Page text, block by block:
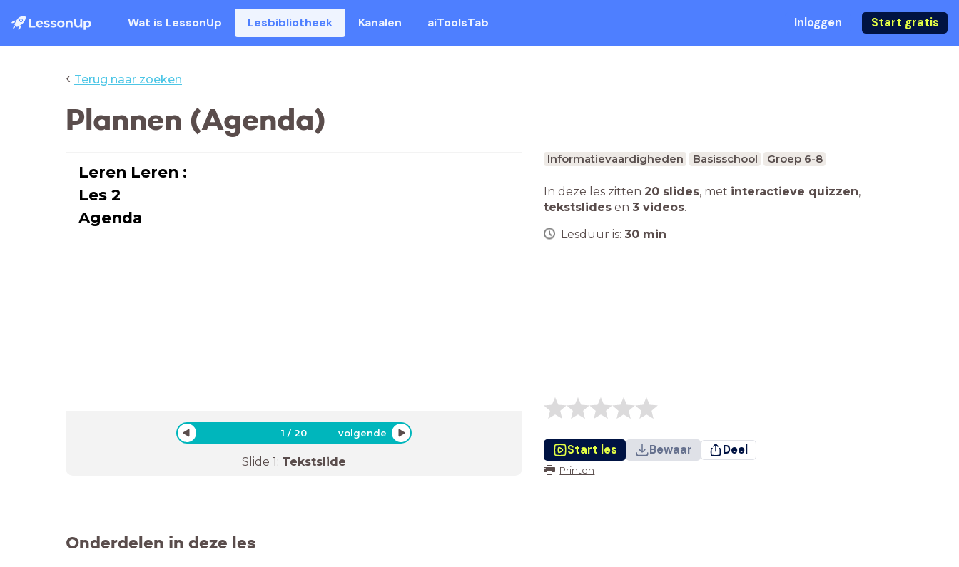
Wat is LessonUp Lesbibliotheek Kanalen aiToolsTab Inloggen Start gratis
‹ Terug naar zoeken
Plannen (Agenda)
Leren Leren :
Les 2
Agenda
1 /20 volgende
Slide 1: Tekstslide
Informatievaardigheden Basisschool Groep 6-8
In deze les zitten 20 slides, met interactieve quizzen,
tekstslides en 3 videos.
Lesduur is: 30 min
Start les Bewaar Deel
Printen
Onderdelen in deze les